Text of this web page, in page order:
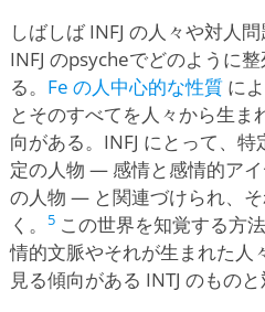
しばしば INFJ の人々や対人
INFJ のpsycheでどのように
る。 Fe の人中心的な性質 に
とそのすべてを人々から生ま
向がある。INFJ にとって、
定の人物 — 感情と感情的ア
の人物 — と関連づけられ、
く。
5 この世界を知覚する方
情的文脈やそれが生まれた人
見る傾向がある INTJ のものと